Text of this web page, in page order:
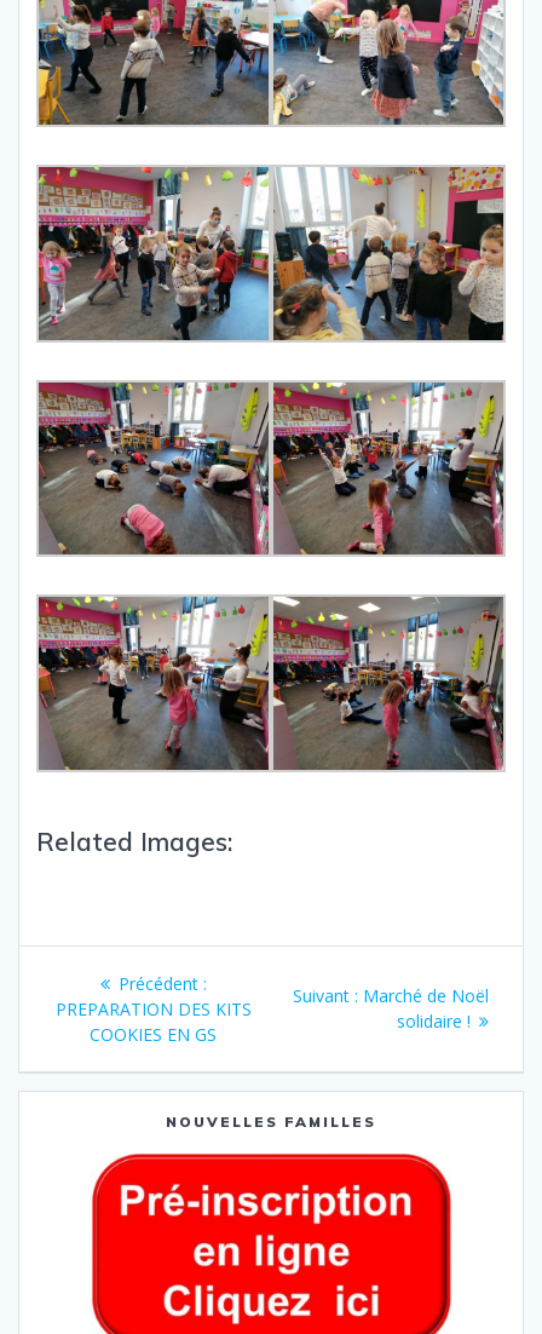
Related Images:
Précédent :
PREPARATION DES KITS
COOKIES EN GS
Suivant : Marché de Noël
solidaire !
NOUVELLES FAMILLES